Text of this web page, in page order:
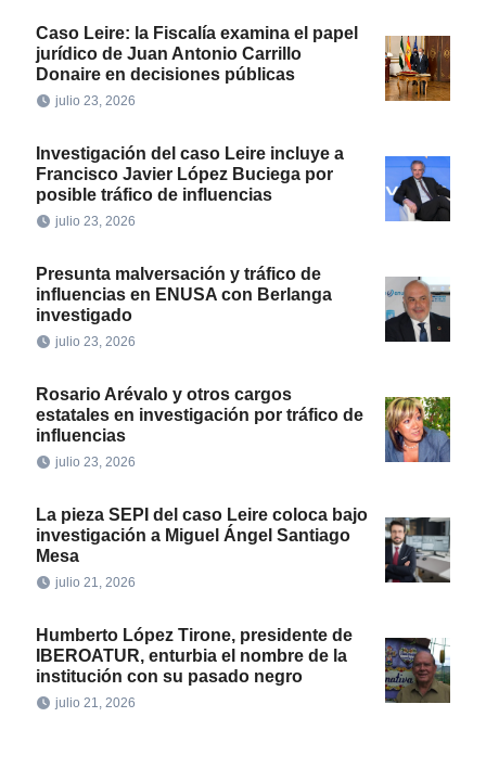
Caso Leire: la Fiscalía examina el papel
jurídico de Juan Antonio Carrillo
Donaire en decisiones públicas
julio 23, 2026
Investigación del caso Leire incluye a
Francisco Javier López Buciega por
posible tráfico de influencias
julio 23, 2026
Presunta malversación y tráfico de
influencias en ENUSA con Berlanga
investigado
julio 23, 2026
Rosario Arévalo y otros cargos
estatales en investigación por tráfico de
influencias
julio 23, 2026
La pieza SEPI del caso Leire coloca bajo
investigación a Miguel Ángel Santiago
Mesa
julio 21, 2026
Humberto López Tirone, presidente de
IBEROATUR, enturbia el nombre de la
institución con su pasado negro
julio 21, 2026